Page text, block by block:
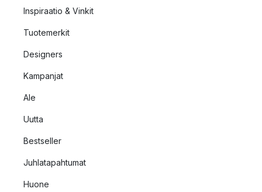
Inspiraatio & Vinkit
Tuotemerkit
Designers
Kampanjat
Ale
Uutta
Bestseller
Juhlatapahtumat
Huone